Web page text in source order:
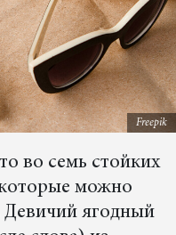
Freepik
во семь стойких
можно
ягодный